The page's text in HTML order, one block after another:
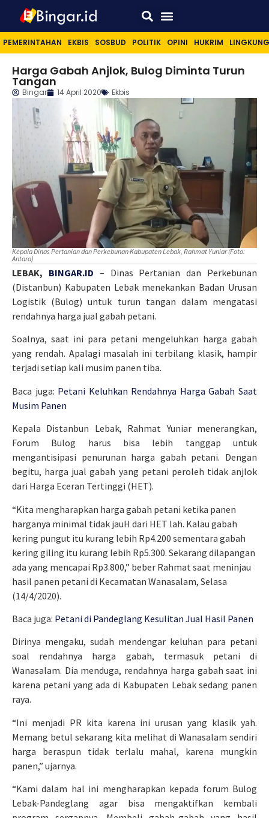
PEMERINTAHAN EKBIS SOSBUD POLITIK OPINI HUKRIM
Harga Gabah Anjlok, Bulog Diminta Turun
Tangan
Bingar 14 April 2020 Ekbis
Kepala Dinas Pertanian dan Perkebunan Kabupaten Lebak, Rahmat Yuniar (Foto:
Antara)
LEBAK, BINGAR.ID – Dinas Pertanian dan Perkebunan
(Distanbun) Kabupaten Lebak menekankan Badan Urusan
Logistik (Bulog) untuk turun tangan dalam mengatasi
rendahnya harga jual gabah petani.
Soalnya, saat ini para petani mengeluhkan harga gabah
yang rendah. Apalagi masalah ini terbilang klasik, hampir
terjadi setiap kali musim panen tiba.
Baca juga: Petani Keluhkan Rendahnya Harga Gabah Saat
Musim Panen
Kepala Distanbun Lebak, Rahmat Yuniar menerangkan,
Forum Bulog harus bisa lebih tanggap untuk
mengantisipasi penurunan harga gabah petani. Dengan
begitu, harga jual gabah yang petani peroleh tidak anjlok
dari Harga Eceran Tertinggi (HET).
“Kita mengharapkan harga gabah petani ketika panen
harganya minimal tidak jauH dari HET lah. Kalau gabah
kering pungut itu kurang lebih Rp4.200 sementara gabah
kering giling itu kurang lebih Rp5.300. Sekarang dilapangan
ada yang mencapai Rp3.800,” beber Rahmat saat meninjau
hasil panen petani di Kecamatan Wanasalam, Selasa
(14/4/2020).
Baca juga: Petani di Pandeglang Kesulitan Jual Hasil Panen
Dirinya mengaku, sudah mendengar keluhan para petani
soal rendahnya harga gabah, termasuk petani di
Wanasalam. Dia menduga, rendahnya harga gabah saat ini
karena petani yang ada di Kabupaten Lebak sedang panen
raya.
“Ini menjadi PR kita karena ini urusan yang klasik yah.
Memang betul sekarang kita melihat di Wanasalam sendiri
harga beraspun tidak terlalu mahal, karena mungkin
panen,” ujarnya.
“Kami dalam hal ini mengharapkan kepada forum Bulog
Lebak-Pandeglang agar bisa mengaktifkan kembali